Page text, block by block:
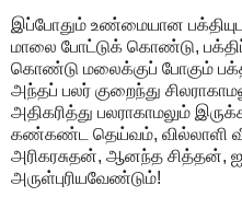
இப்போதும் உண்மையான
மாலை போட்டுக் கொண்டு,
கொண்டு மலைக்குப் போகும்
அந்தப் பலர் குறைந்து
அதிகரித்து பலராகாமலும்
கண்கண்ட தெய்வம், வில்லாளி
அரிகரசுதன், ஆனந்த சித்தன்,
அருள்புரியவேண்டும்!